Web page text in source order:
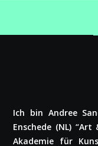
Ich bin Andree
Enschede (NL)
Akademie für